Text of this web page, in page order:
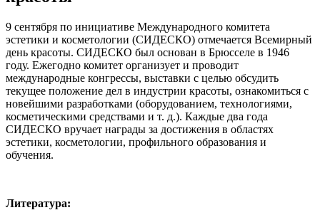
9 сентября по инициативе Международного комитета
эстетики и косметологии (СИДЕСКО) отмечается Всемирный
день красоты. СИДЕСКО был основан в Брюсселе в 1946
году. Ежегодно комитет организует и проводит
международные конгрессы, выставки с целью обсудить
текущее положение дел в индустрии красоты, ознакомиться с
новейшими разработками (оборудованием, технологиями,
косметическими средствами и т. д.). Каждые два года
СИДЕСКО вручает награды за достижения в областях
эстетики, косметологии, профильного образования и
обучения.
Литература: